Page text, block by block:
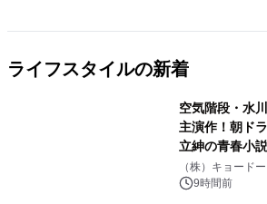
ライフスタイルの新着
空気階段・水
主演作！朝ド
立紳の青春小
マジで来い』
（株）キョード
9時間前